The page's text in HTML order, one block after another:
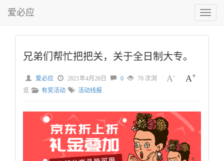
切
换
菜
爱必应
兄弟们帮忙把把关，关于全日制大专。
A- A+
爱必应 2021年4月28日 0
70 次浏
览
有奖活动 活动线报